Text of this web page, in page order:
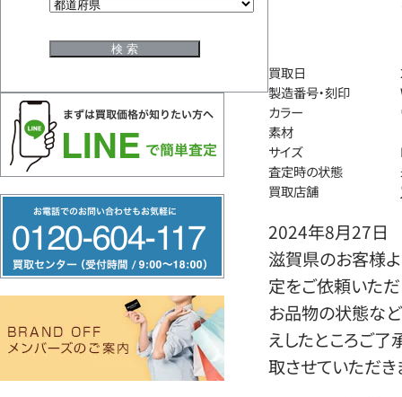
リ
ー
ヤ
買取日
製造番号・刻印
カラー
素材
サイズ
査定時の状態
買取店舗
2024年8月27日
滋賀県のお客様
定をご依頼いただ
お品物の状態など
えしたところご
取させていただき